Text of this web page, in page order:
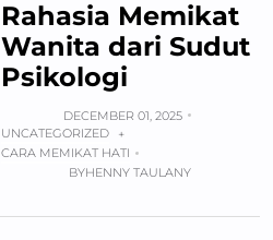
Rahasia Memikat
Wanita dari Sudut
Psikologi
DECEMBER 01, 2025
UNCATEGORIZED
+
CARA MEMIKAT HATI
BYHENNY TAULANY